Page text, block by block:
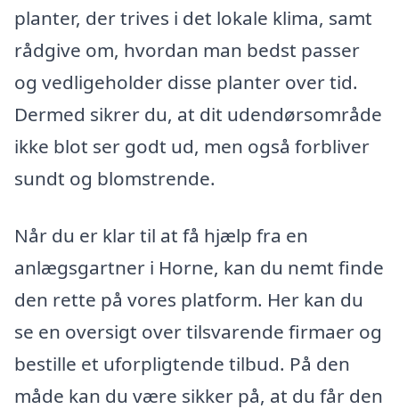
planter, der trives i det lokale klima, samt
rådgive om, hvordan man bedst passer
og vedligeholder disse planter over tid.
Dermed sikrer du, at dit udendørsområde
ikke blot ser godt ud, men også forbliver
sundt og blomstrende.
Når du er klar til at få hjælp fra en
anlægsgartner i Horne, kan du nemt finde
den rette på vores platform. Her kan du
se en oversigt over tilsvarende firmaer og
bestille et uforpligtende tilbud. På den
måde kan du være sikker på, at du får den